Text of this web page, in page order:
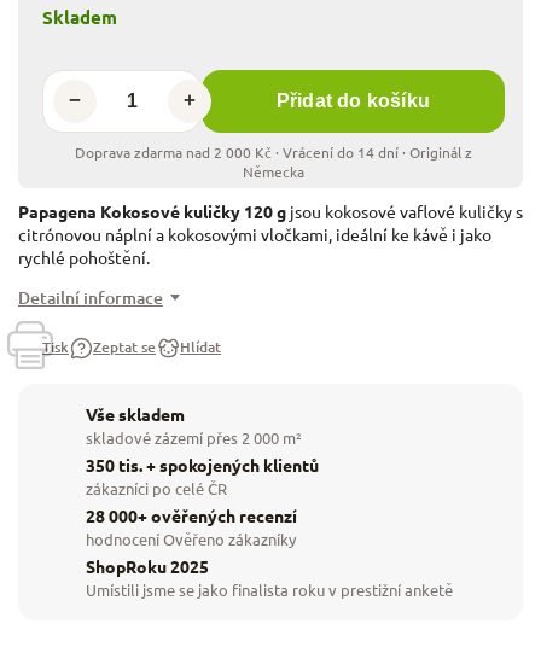
+
− Přidat do košíku
Skladem
Papagena Kokosové kuličky 120 g jsou kokosové vaflové kuličky s
citrónovou náplní a kokosovými vločkami, ideální ke kávě i jako
rychlé pohoštění.
Detailní informace
Tisk Zeptat se Hlídat
Vše skladem
skladové zázemí přes 2 000 m²
350 tis. + spokojených klientů
zákazníci po celé ČR
28 000+ ověřených recenzí
hodnocení Ověřeno zákazníky
ShopRoku 2025
Umístili jsme se jako finalista roku v prestižní anketě